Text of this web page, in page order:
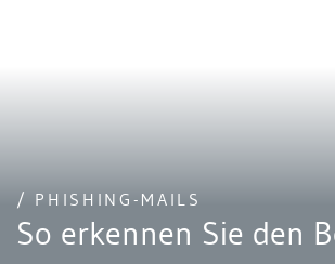
/ PHISHING-MAILS
So erkennen Sie den